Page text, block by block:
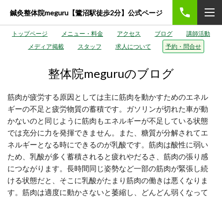
鍼灸整体院meguru【鷺沼駅徒歩2分】公式ページ
トップページ メニュー・料金 アクセス ブログ
講師活動
メディア掲載
スタッフ 求人について 予約・問合せ
整体院meguruのブログ
筋肉が疲労する原因としては主に筋肉を動かすためのエネル
ギーの不足と疲労物質の蓄積です。ガソリンが切れた車が動
かないのと同じように筋肉もエネルギーが不足している状態
では充分に力を発揮できません。
また、糖質が分解されてエ
ネルギーとなる時にできるのが乳酸です。筋肉は酸性に弱い
ため、乳酸が多く蓄積されると疲れやだるさ、筋肉の張り感
につながります。 長時間同じ姿勢など一部の筋肉が緊張し続
ける状態だと、そこに乳酸がたまり筋肉の働きは悪くなりま
す。筋肉は適度に動かさないと萎縮し、どんどん弱くなって